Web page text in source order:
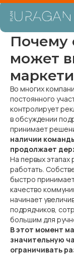
Почему
может
Во многих
постоянного
контролирует
в обсуждении
принимает
наличии
продолжает
На первых этапах
работать.
быстро
качество
начинает
подрядчиков,
большим для
В этот момент
значительную
ограничивать